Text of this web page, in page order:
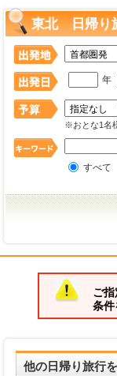
東北 日帰り
年
※おとな1名
すべて
ご
条件
他の日帰り旅行